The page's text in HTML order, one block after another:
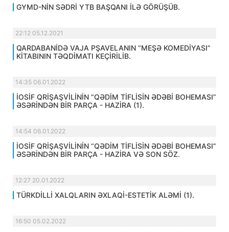
GYMD-NİN SƏDRİ YTB BAŞQANI İLƏ GÖRÜŞÜB.
22:12 05.12.2021
QARDABANİDƏ VAJA PŞAVELANIN “MEŞƏ KOMEDİYASI”
KİTABININ TƏQDİMATI KEÇİRİLİB.
14:35 06.01.2022
İOSİF QRİŞAŞVİLİNİN “QƏDİM TİFLİSİN ƏDƏBİ BOHEMASI”
ƏSƏRİNDƏN BİR PARÇA - HAZİRA (1).
14:54 06.01.2022
İOSİF QRİŞAŞVİLİNİN “QƏDİM TİFLİSİN ƏDƏBİ BOHEMASI”
ƏSƏRİNDƏN BİR PARÇA - HAZİRA VƏ SON SÖZ.
12:27 20.01.2022
TÜRKDİLLİ XALQLARIN ƏXLAQİ-ESTETİK ALƏMİ (1).
16:50 05.02.2022